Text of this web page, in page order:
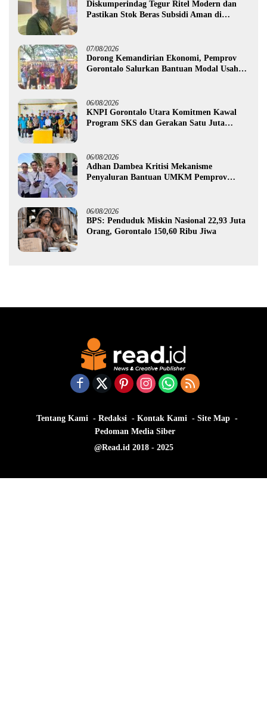
Diskumperindag Tegur Ritel Modern dan
Pastikan Stok Beras Subsidi Aman di
07/08/2026
Dorong Kemandirian Ekonomi, Pemprov
Gorontalo Salurkan Bantuan Modal Usaha
06/08/2026
KNPI Gorontalo Utara Komitmen Kawal
Program SKS dan Gerakan Satu Juta
06/08/2026
Adhan Dambea Kritisi Mekanisme
Penyaluran Bantuan UMKM Pemprov
06/08/2026
BPS: Penduduk Miskin Nasional 22,93 Juta
Orang, Gorontalo 150,60 Ribu Jiwa
Tentang Kami Redaksi Kontak Kami
Site Map
Pedoman Media Siber
@Read.id 2018 - 2025